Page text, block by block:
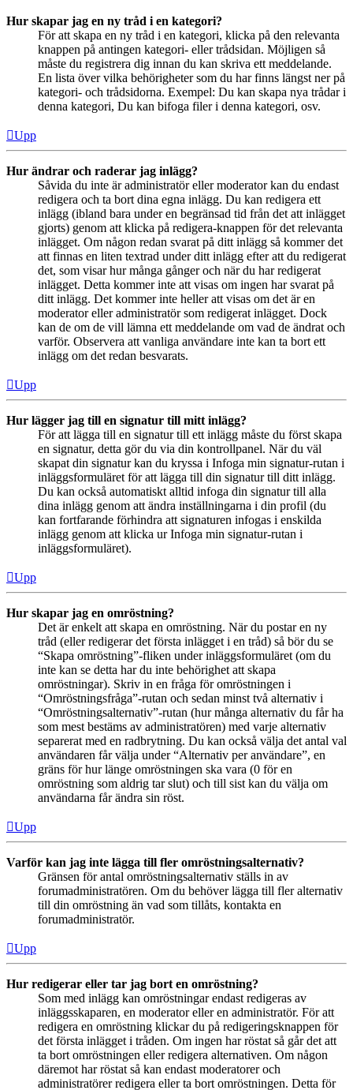
Hur skapar jag en ny tråd i en kategori?
För att skapa en ny tråd i en kategori, klicka på den relevanta
knappen på antingen kategori- eller trådsidan. Möjligen så
måste du registrera dig innan du kan skriva ett meddelande.
En lista över vilka behörigheter som du har finns längst ner på
kategori- och trådsidorna. Exempel: Du kan skapa nya trådar i
denna kategori, Du kan bifoga filer i denna kategori, osv.
Upp
Hur ändrar och raderar jag inlägg?
Såvida du inte är administratör eller moderator kan du endast
redigera och ta bort dina egna inlägg. Du kan redigera ett
inlägg (ibland bara under en begränsad tid från det att inlägget
gjorts) genom att klicka på redigera-knappen för det relevanta
inlägget. Om någon redan svarat på ditt inlägg så kommer det
att finnas en liten textrad under ditt inlägg efter att du redigerat
det, som visar hur många gånger och när du har redigerat
inlägget. Detta kommer inte att visas om ingen har svarat på
ditt inlägg. Det kommer inte heller att visas om det är en
moderator eller administratör som redigerat inlägget. Dock
kan de om de vill lämna ett meddelande om vad de ändrat och
varför. Observera att vanliga användare inte kan ta bort ett
inlägg om det redan besvarats.
Upp
Hur lägger jag till en signatur till mitt inlägg?
För att lägga till en signatur till ett inlägg måste du först skapa
en signatur, detta gör du via din kontrollpanel. När du väl
skapat din signatur kan du kryssa i Infoga min signatur-rutan i
inläggsformuläret för att lägga till din signatur till ditt inlägg.
Du kan också automatiskt alltid infoga din signatur till alla
dina inlägg genom att ändra inställningarna i din profil (du
kan fortfarande förhindra att signaturen infogas i enskilda
inlägg genom att klicka ur Infoga min signatur-rutan i
inläggsformuläret).
Upp
Hur skapar jag en omröstning?
Det är enkelt att skapa en omröstning. När du postar en ny
tråd (eller redigerar det första inlägget i en tråd) så bör du se
“Skapa omröstning”-fliken under inläggsformuläret (om du
inte kan se detta har du inte behörighet att skapa
omröstningar). Skriv in en fråga för omröstningen i
“Omröstningsfråga”-rutan och sedan minst två alternativ i
“Omröstningsalternativ”-rutan (hur många alternativ du får ha
som mest bestäms av administratören) med varje alternativ
separerat med en radbrytning. Du kan också välja det antal val
användaren får välja under “Alternativ per användare”, en
gräns för hur länge omröstningen ska vara (0 för en
omröstning som aldrig tar slut) och till sist kan du välja om
användarna får ändra sin röst.
Upp
Varför kan jag inte lägga till fler omröstningsalternativ?
Gränsen för antal omröstningsalternativ ställs in av
forumadministratören. Om du behöver lägga till fler alternativ
till din omröstning än vad som tillåts, kontakta en
forumadministratör.
Upp
Hur redigerar eller tar jag bort en omröstning?
Som med inlägg kan omröstningar endast redigeras av
inläggsskaparen, en moderator eller en administratör. För att
redigera en omröstning klickar du på redigeringsknappen för
det första inlägget i tråden. Om ingen har röstat så går det att
ta bort omröstningen eller redigera alternativen. Om någon
däremot har röstat så kan endast moderatorer och
administratörer redigera eller ta bort omröstningen. Detta för